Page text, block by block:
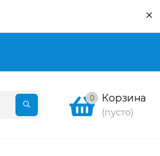
×
0 Корзина
(пусто)